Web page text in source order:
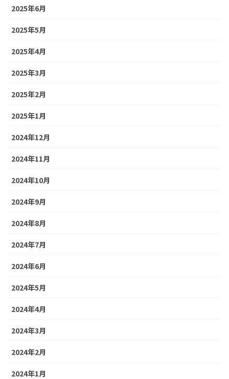
2025年6月
2025年5月
2025年4月
2025年3月
2025年2月
2025年1月
2024年12月
2024年11月
2024年10月
2024年9月
2024年8月
2024年7月
2024年6月
2024年5月
2024年4月
2024年3月
2024年2月
2024年1月